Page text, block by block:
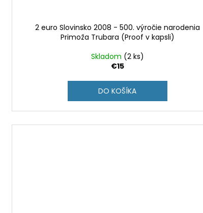
2 euro Slovinsko 2008 - 500. výročie narodenia
Primoža Trubara (Proof v kapsli)
Skladom (2 ks)
€15
DO KOŠÍKA